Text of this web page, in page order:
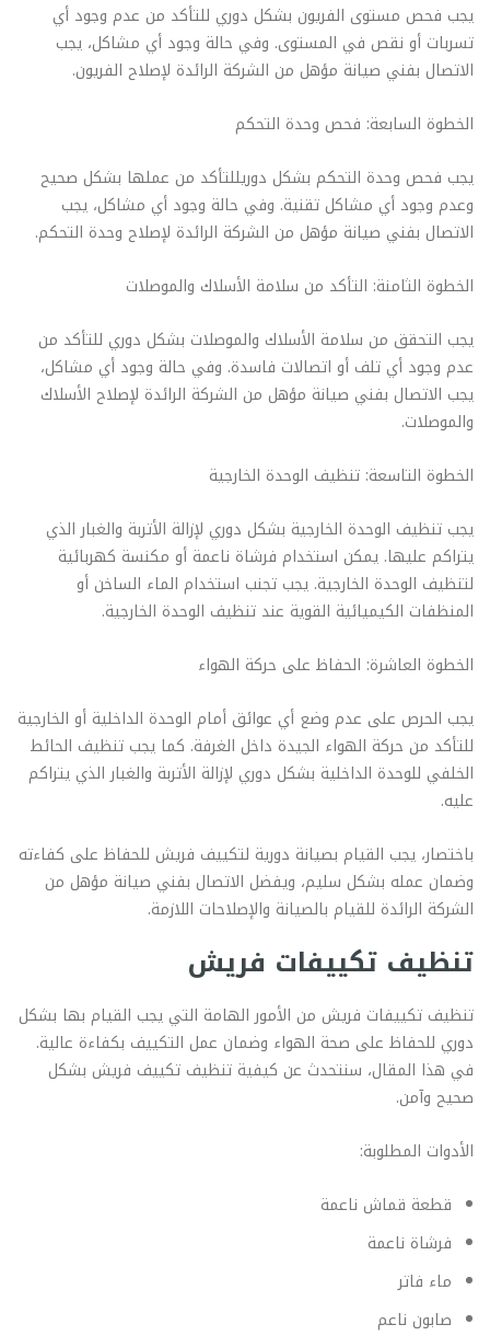
يجب فحص مستوى الفريون بشكل دوري للتأكد من عدم وجود أي
تسربات أو نقص في المستوى. وفي حالة وجود أي مشاكل، يجب
الاتصال بفني صيانة مؤهل من الشركة الرائدة لإصلاح الفريون.
الخطوة السابعة: فحص وحدة التحكم
يجب فحص وحدة التحكم بشكل دوريللتأكد من عملها بشكل صحيح
وعدم وجود أي مشاكل تقنية. وفي حالة وجود أي مشاكل، يجب
الاتصال بفني صيانة مؤهل من الشركة الرائدة لإصلاح وحدة التحكم.
الخطوة الثامنة: التأكد من سلامة الأسلاك والموصلات
يجب التحقق من سلامة الأسلاك والموصلات بشكل دوري للتأكد من
عدم وجود أي تلف أو اتصالات فاسدة. وفي حالة وجود أي مشاكل،
يجب الاتصال بفني صيانة مؤهل من الشركة الرائدة لإصلاح الأسلاك
والموصلات.
الخطوة التاسعة: تنظيف الوحدة الخارجية
يجب تنظيف الوحدة الخارجية بشكل دوري لإزالة الأتربة والغبار الذي
يتراكم عليها. يمكن استخدام فرشاة ناعمة أو مكنسة كهربائية
لتنظيف الوحدة الخارجية. يجب تجنب استخدام الماء الساخن أو
المنظفات الكيميائية القوية عند تنظيف الوحدة الخارجية.
الخطوة العاشرة: الحفاظ على حركة الهواء
يجب الحرص على عدم وضع أي عوائق أمام الوحدة الداخلية أو الخارجية
للتأكد من حركة الهواء الجيدة داخل الغرفة. كما يجب تنظيف الحائط
الخلفي للوحدة الداخلية بشكل دوري لإزالة الأتربة والغبار الذي يتراكم
عليه.
باختصار، يجب القيام بصيانة دورية لتكييف فريش للحفاظ على كفاءته
وضمان عمله بشكل سليم، ويفضل الاتصال بفني صيانة مؤهل من
الشركة الرائدة للقيام بالصيانة والإصلاحات اللازمة.
تنظيف تكييفات فريش
تنظيف تكييفات فريش من الأمور الهامة التي يجب القيام بها بشكل
دوري للحفاظ على صحة الهواء وضمان عمل التكييف بكفاءة عالية.
في هذا المقال، سنتحدث عن كيفية تنظيف تكييف فريش بشكل
صحيح وآمن.
الأدوات المطلوبة:
قطعة قماش ناعمة
فرشاة ناعمة
ماء فاتر
صابون ناعم